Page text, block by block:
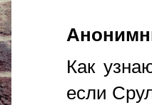
Как
если